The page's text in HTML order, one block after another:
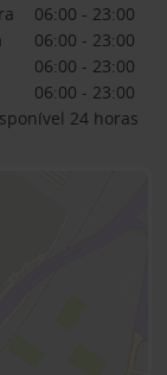
06:00 - 23:00
06:00 - 23:00
06:00 - 23:00
06:00 - 23:00
24 horas